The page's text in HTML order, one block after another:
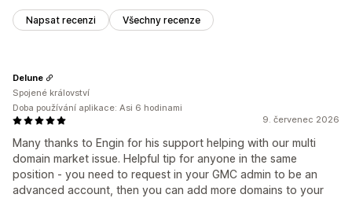
Napsat recenzi Všechny recenze
9. červenec 2026
Many thanks to Engin for his support helping with our multi
domain market issue. Helpful tip for anyone in the same
position - you need to request in your GMC admin to be an
advanced account, then you can add more domains to your
Delune
Spojené království
Doba používání aplikace: Asi 6 hodinami